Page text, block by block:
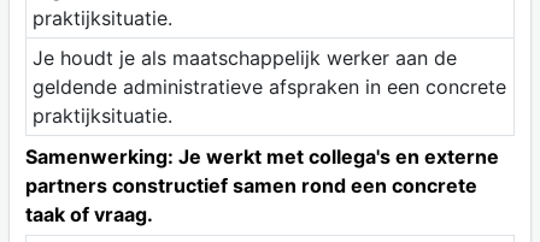
praktijksituatie.
Je houdt je als maatschappelijk werker aan de
geldende administratieve afspraken in een concrete
praktijksituatie.
Samenwerking: Je werkt met collega's en externe
partners constructief samen rond een concrete
taak of vraag.